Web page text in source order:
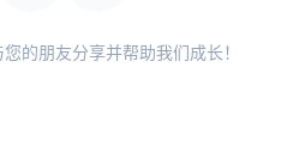
的朋友分享并帮助我们成长！